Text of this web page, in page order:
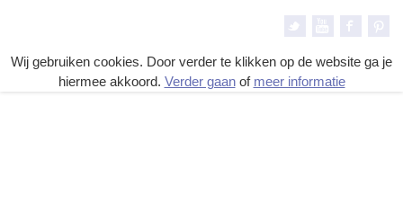
Wij gebruiken cookies. Door verder te klikken op de website ga je
hiermee akkoord. Verder gaanof meer informatie